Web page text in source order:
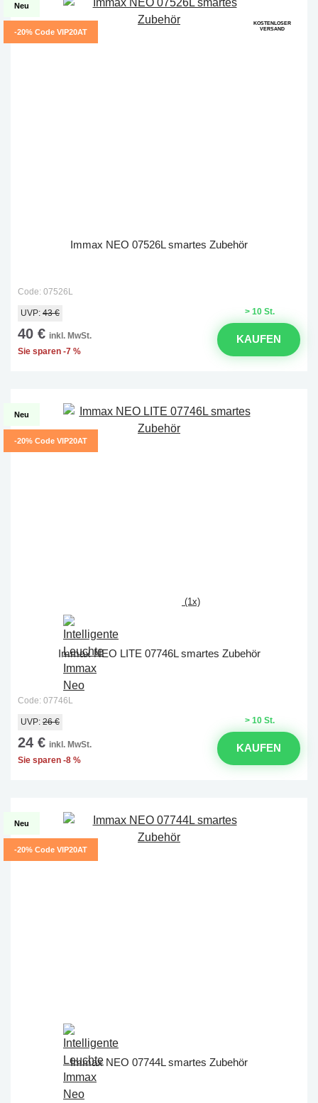
Neu
-20% Code VIP20AT
KOSTENLOSER
VERSAND
Immax NEO 07526L smartes Zubehör
Code: 07526L
> 10 St.
UVP: 43 €
40 € inkl. MwSt.
Sie sparen -7 %
KAUFEN
Neu
-20% Code VIP20AT
(1x)
Immax NEO LITE 07746L smartes Zubehör
Code: 07746L
> 10 St.
UVP: 26 €
24 € inkl. MwSt.
Sie sparen -8 %
KAUFEN
Neu
-20% Code VIP20AT
Immax NEO 07744L smartes Zubehör